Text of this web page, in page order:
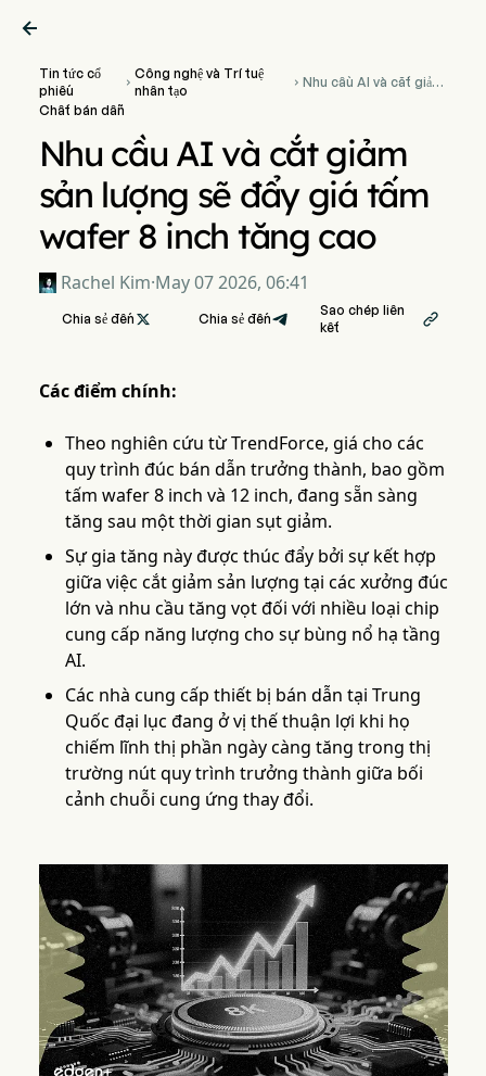

Tin tức cổ
phiếu

Công nghệ và Trí tuệ
nhân tạo
 Nhu cầu AI và cắt giảm
Chất bán dẫn
Nhu cầu AI và cắt giảm
sản lượng sẽ đẩy giá tấm
wafer 8 inch tăng cao
Rachel Kim·May 07 2026, 06:41
Chia sẻ đến  Chia sẻ đến
Sao chép liên
kết

Các điểm chính:
Theo nghiên cứu từ TrendForce, giá cho các
quy trình đúc bán dẫn trưởng thành, bao gồm
tấm wafer 8 inch và 12 inch, đang sẵn sàng
tăng sau một thời gian sụt giảm.
Sự gia tăng này được thúc đẩy bởi sự kết hợp
giữa việc cắt giảm sản lượng tại các xưởng đúc
lớn và nhu cầu tăng vọt đối với nhiều loại chip
cung cấp năng lượng cho sự bùng nổ hạ tầng
AI.
Các nhà cung cấp thiết bị bán dẫn tại Trung
Quốc đại lục đang ở vị thế thuận lợi khi họ
chiếm lĩnh thị phần ngày càng tăng trong thị
trường nút quy trình trưởng thành giữa bối
cảnh chuỗi cung ứng thay đổi.